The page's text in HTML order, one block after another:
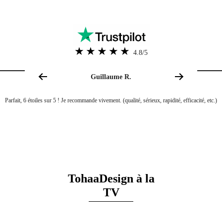
Le produit est-il authentifié par le designer ou l’artiste ?
Avec la facture, votre exemplaire sera authentifié pour les collectionneurs.
Nos abattants sont fabriqués à partir d’un bois HD haute qualité pour sa résistance
laqués !
4.8/5
Guillaume R.
Parfait, 6 étoiles sur 5 ! Je recommande vivement. (qualité, sérieux, rapidité, efficacité, etc.)
TohaaDesign à la
TV